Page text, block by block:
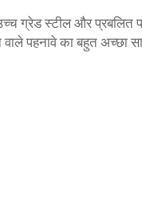
ग्रेड स्टील और प्रबलित
वाले पहनावे का बहुत अच्छा